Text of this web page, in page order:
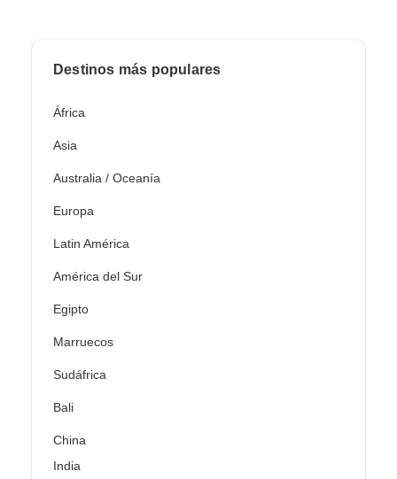
Destinos más populares
África
Asia
Australia / Oceanía
Europa
Latin América
América del Sur
Egipto
Marruecos
Sudáfrica
Bali
China
India